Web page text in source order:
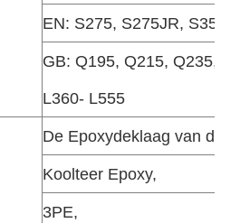
EN: S275, S275JR,
GB: Q195, Q215, Q235,
L360- L555
De Epoxydeklaag van de
Koolteer Epoxy,
3PE,